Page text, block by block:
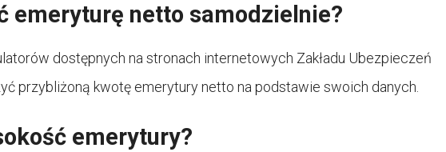
emeryturę netto samodzielnie?
dostępnych na stronach internetowych Zakładu Ubezpieczeń
przybliżoną kwotę emerytury netto na podstawie swoich danych.
emerytury?